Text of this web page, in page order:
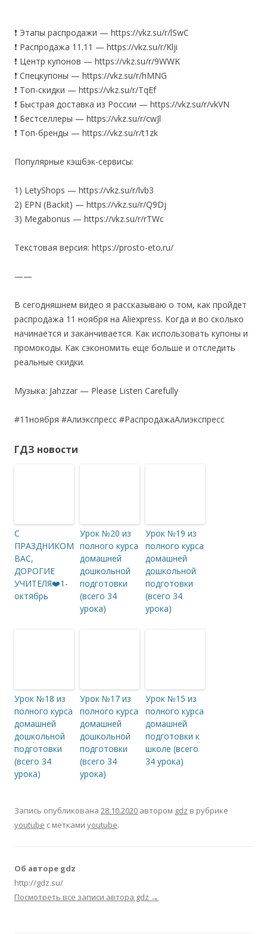
❗️ Этапы распродажи — https://vkz.su/r/lSwC
❗️ Распродажа 11.11 — https://vkz.su/r/Klji
❗️ Центр купонов — https://vkz.su/r/9WWK
❗️ Спецкупоны — https://vkz.su/r/hMNG
❗️ Топ-скидки — https://vkz.su/r/TqEf
❗️ Быстрая доставка из России — https://vkz.su/r/vkVN
❗️ Бестселлеры — https://vkz.su/r/cwJl
❗️ Топ-бренды — https://vkz.su/r/t1zk
Популярные кэшбэк-сервисы:
1) LetyShops — https://vkz.su/r/lvb3
2) EPN (Backit) — https://vkz.su/r/Q9Dj
3) Megabonus — https://vkz.su/r/rTWc
Текстовая версия: https://prosto-eto.ru/
——
В сегодняшнем видео я рассказываю о том, как пройдет
распродажа 11 ноября на Aliexpress. Когда и во сколько
начинается и заканчивается. Как использовать купоны и
промокоды. Как сэкономить еще больше и отследить
реальные скидки.
Музыка: Jahzzar — Please Listen Carefully
#11ноября #Алиэкспресс #РаспродажаАлиэкспресс
ГДЗ новости
С
ПРАЗДНИКОМ
ВАС,
ДОРОГИЕ
УЧИТЕЛЯ❤️1-
октябрь
Урок №20 из
полного курса
домашней
дошкольной
подготовки
(всего 34
урока)
Урок №19 из
полного курса
домашней
дошкольной
подготовки
(всего 34
урока)
Урок №18 из
полного курса
домашней
дошкольной
подготовки
(всего 34
урока)
Урок №17 из
полного курса
домашней
дошкольной
подготовки
(всего 34
урока)
Урок №15 из
полного курса
домашней
подготовки к
школе (всего
34 урока)
Запись опубликована 28.10.2020 автором gdz в рубрике
youtube с метками youtube.
Об авторе gdz
http://gdz.su/
Посмотреть все записи автора gdz →